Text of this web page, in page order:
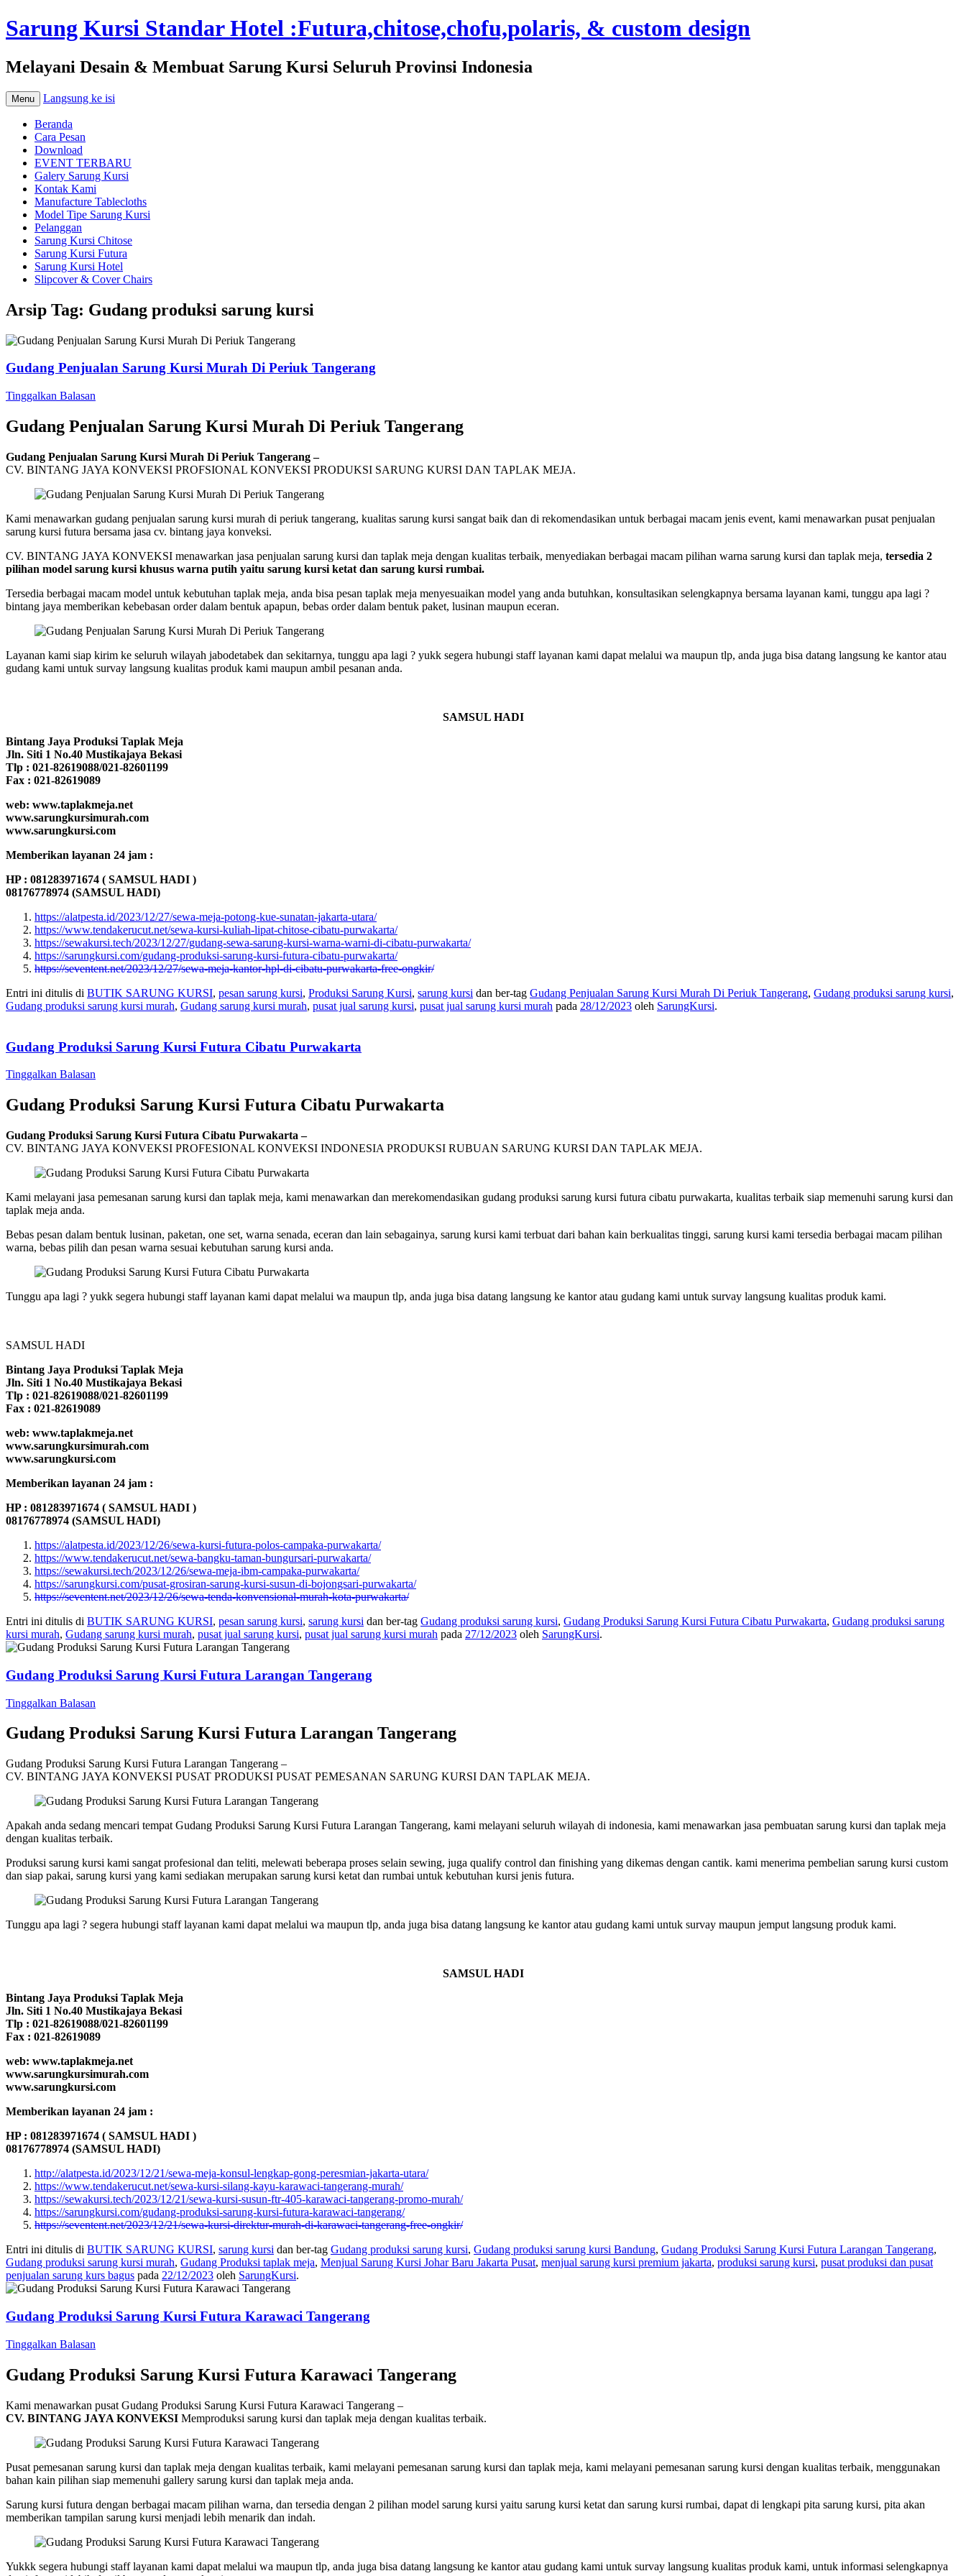
Sarung Kursi Standar Hotel :Futura,chitose,chofu,polaris, & custom design
Melayani Desain & Membuat Sarung Kursi Seluruh Provinsi Indonesia
Menu Langsung ke isi
Beranda
Cara Pesan
Download
EVENT TERBARU
Galery Sarung Kursi
Kontak Kami
Manufacture Tablecloths
Model Tipe Sarung Kursi
Pelanggan
Sarung Kursi Chitose
Sarung Kursi Futura
Sarung Kursi Hotel
Slipcover & Cover Chairs
Arsip Tag: Gudang produksi sarung kursi
Gudang Penjualan Sarung Kursi Murah Di Periuk Tangerang
Tinggalkan Balasan
Gudang Penjualan Sarung Kursi Murah Di Periuk Tangerang
Gudang Penjualan Sarung Kursi Murah Di Periuk Tangerang –
CV. BINTANG JAYA KONVEKSI PROFSIONAL KONVEKSI PRODUKSI SARUNG KURSI DAN TAPLAK MEJA.
Kami menawarkan gudang penjualan sarung kursi murah di periuk tangerang, kualitas sarung kursi sangat baik dan di rekomendasikan untuk berbagai macam jenis event, kami menawarkan pusat penjualan
sarung kursi futura bersama jasa cv. bintang jaya konveksi.
CV. BINTANG JAYA KONVEKSI menawarkan jasa penjualan sarung kursi dan taplak meja dengan kualitas terbaik, menyediakan berbagai macam pilihan warna sarung kursi dan taplak meja, tersedia 2
pilihan model sarung kursi khusus warna putih yaitu sarung kursi ketat dan sarung kursi rumbai.
Tersedia berbagai macam model untuk kebutuhan taplak meja, anda bisa pesan taplak meja menyesuaikan model yang anda butuhkan, konsultasikan selengkapnya bersama layanan kami, tunggu apa lagi ?
bintang jaya memberikan kebebasan order dalam bentuk apapun, bebas order dalam bentuk paket, lusinan maupun eceran.
Layanan kami siap kirim ke seluruh wilayah jabodetabek dan sekitarnya, tunggu apa lagi ? yukk segera hubungi staff layanan kami dapat melalui wa maupun tlp, anda juga bisa datang langsung ke kantor atau
gudang kami untuk survay langsung kualitas produk kami maupun ambil pesanan anda.
SAMSUL HADI
Bintang Jaya Produksi Taplak Meja
Jln. Siti 1 No.40 Mustikajaya Bekasi
Tlp : 021-82619088/021-82601199
Fax : 021-82619089
web: www.taplakmeja.net
www.sarungkursimurah.com
www.sarungkursi.com
Memberikan layanan 24 jam :
HP : 081283971674 ( SAMSUL HADI )
08176778974 (SAMSUL HADI)
https://alatpesta.id/2023/12/27/sewa-meja-potong-kue-sunatan-jakarta-utara/
https://www.tendakerucut.net/sewa-kursi-kuliah-lipat-chitose-cibatu-purwakarta/
https://sewakursi.tech/2023/12/27/gudang-sewa-sarung-kursi-warna-warni-di-cibatu-purwakarta/
https://sarungkursi.com/gudang-produksi-sarung-kursi-futura-cibatu-purwakarta/
https://seventent.net/2023/12/27/sewa-meja-kantor-hpl-di-cibatu-purwakarta-free-ongkir/
Entri ini ditulis di BUTIK SARUNG KURSI, pesan sarung kursi, Produksi Sarung Kursi, sarung kursi dan ber-tag Gudang Penjualan Sarung Kursi Murah Di Periuk Tangerang, Gudang produksi sarung kursi,
Gudang produksi sarung kursi murah, Gudang sarung kursi murah, pusat jual sarung kursi, pusat jual sarung kursi murah pada 28/12/2023 oleh SarungKursi.
Gudang Produksi Sarung Kursi Futura Cibatu Purwakarta
Tinggalkan Balasan
Gudang Produksi Sarung Kursi Futura Cibatu Purwakarta
Gudang Produksi Sarung Kursi Futura Cibatu Purwakarta –
CV. BINTANG JAYA KONVEKSI PROFESIONAL KONVEKSI INDONESIA PRODUKSI RUBUAN SARUNG KURSI DAN TAPLAK MEJA.
Kami melayani jasa pemesanan sarung kursi dan taplak meja, kami menawarkan dan merekomendasikan gudang produksi sarung kursi futura cibatu purwakarta, kualitas terbaik siap memenuhi sarung kursi dan
taplak meja anda.
Bebas pesan dalam bentuk lusinan, paketan, one set, warna senada, eceran dan lain sebagainya, sarung kursi kami terbuat dari bahan kain berkualitas tinggi, sarung kursi kami tersedia berbagai macam pilihan
warna, bebas pilih dan pesan warna sesuai kebutuhan sarung kursi anda.
Tunggu apa lagi ? yukk segera hubungi staff layanan kami dapat melalui wa maupun tlp, anda juga bisa datang langsung ke kantor atau gudang kami untuk survay langsung kualitas produk kami.
SAMSUL HADI
Bintang Jaya Produksi Taplak Meja
Jln. Siti 1 No.40 Mustikajaya Bekasi
Tlp : 021-82619088/021-82601199
Fax : 021-82619089
web: www.taplakmeja.net
www.sarungkursimurah.com
www.sarungkursi.com
Memberikan layanan 24 jam :
HP : 081283971674 ( SAMSUL HADI )
08176778974 (SAMSUL HADI)
https://alatpesta.id/2023/12/26/sewa-kursi-futura-polos-campaka-purwakarta/
https://www.tendakerucut.net/sewa-bangku-taman-bungursari-purwakarta/
https://sewakursi.tech/2023/12/26/sewa-meja-ibm-campaka-purwakarta/
https://sarungkursi.com/pusat-grosiran-sarung-kursi-susun-di-bojongsari-purwakarta/
https://seventent.net/2023/12/26/sewa-tenda-konvensional-murah-kota-purwakarta/
Entri ini ditulis di BUTIK SARUNG KURSI, pesan sarung kursi, sarung kursi dan ber-tag Gudang produksi sarung kursi, Gudang Produksi Sarung Kursi Futura Cibatu Purwakarta, Gudang produksi sarung
kursi murah, Gudang sarung kursi murah, pusat jual sarung kursi, pusat jual sarung kursi murah pada 27/12/2023 oleh SarungKursi.
Gudang Produksi Sarung Kursi Futura Larangan Tangerang
Tinggalkan Balasan
Gudang Produksi Sarung Kursi Futura Larangan Tangerang
Gudang Produksi Sarung Kursi Futura Larangan Tangerang –
CV. BINTANG JAYA KONVEKSI PUSAT PRODUKSI PUSAT PEMESANAN SARUNG KURSI DAN TAPLAK MEJA.
Apakah anda sedang mencari tempat Gudang Produksi Sarung Kursi Futura Larangan Tangerang, kami melayani seluruh wilayah di indonesia, kami menawarkan jasa pembuatan sarung kursi dan taplak meja
dengan kualitas terbaik.
Produksi sarung kursi kami sangat profesional dan teliti, melewati beberapa proses selain sewing, juga qualify control dan finishing yang dikemas dengan cantik. kami menerima pembelian sarung kursi custom
dan siap pakai, sarung kursi yang kami sediakan merupakan sarung kursi ketat dan rumbai untuk kebutuhan kursi jenis futura.
Tunggu apa lagi ? segera hubungi staff layanan kami dapat melalui wa maupun tlp, anda juga bisa datang langsung ke kantor atau gudang kami untuk survay maupun jemput langsung produk kami.
SAMSUL HADI
Bintang Jaya Produksi Taplak Meja
Jln. Siti 1 No.40 Mustikajaya Bekasi
Tlp : 021-82619088/021-82601199
Fax : 021-82619089
web: www.taplakmeja.net
www.sarungkursimurah.com
www.sarungkursi.com
Memberikan layanan 24 jam :
HP : 081283971674 ( SAMSUL HADI )
08176778974 (SAMSUL HADI)
http://alatpesta.id/2023/12/21/sewa-meja-konsul-lengkap-gong-peresmian-jakarta-utara/
https://www.tendakerucut.net/sewa-kursi-silang-kayu-karawaci-tangerang-murah/
https://sewakursi.tech/2023/12/21/sewa-kursi-susun-ftr-405-karawaci-tangerang-promo-murah/
https://sarungkursi.com/gudang-produksi-sarung-kursi-futura-karawaci-tangerang/
https://seventent.net/2023/12/21/sewa-kursi-direktur-murah-di-karawaci-tangerang-free-ongkir/
Entri ini ditulis di BUTIK SARUNG KURSI, sarung kursi dan ber-tag Gudang produksi sarung kursi, Gudang produksi sarung kursi Bandung, Gudang Produksi Sarung Kursi Futura Larangan Tangerang,
Gudang produksi sarung kursi murah, Gudang Produksi taplak meja, Menjual Sarung Kursi Johar Baru Jakarta Pusat, menjual sarung kursi premium jakarta, produksi sarung kursi, pusat produksi dan pusat
penjualan sarung kurs bagus pada 22/12/2023 oleh SarungKursi.
Gudang Produksi Sarung Kursi Futura Karawaci Tangerang
Tinggalkan Balasan
Gudang Produksi Sarung Kursi Futura Karawaci Tangerang
Kami menawarkan pusat Gudang Produksi Sarung Kursi Futura Karawaci Tangerang –
CV. BINTANG JAYA KONVEKSI Memproduksi sarung kursi dan taplak meja dengan kualitas terbaik.
Pusat pemesanan sarung kursi dan taplak meja dengan kualitas terbaik, kami melayani pemesanan sarung kursi dan taplak meja, kami melayani pemesanan sarung kursi dengan kualitas terbaik, menggunakan
bahan kain pilihan siap memenuhi gallery sarung kursi dan taplak meja anda.
Sarung kursi futura dengan berbagai macam pilihan warna, dan tersedia dengan 2 pilihan model sarung kursi yaitu sarung kursi ketat dan sarung kursi rumbai, dapat di lengkapi pita sarung kursi, pita akan
memberikan tampilan sarung kursi menjadi lebih menarik dan indah.
Yukkk segera hubungi staff layanan kami dapat melalui wa maupun tlp, anda juga bisa datang langsung ke kantor atau gudang kami untuk survay langsung kualitas produk kami, untuk informasi selengkapnya